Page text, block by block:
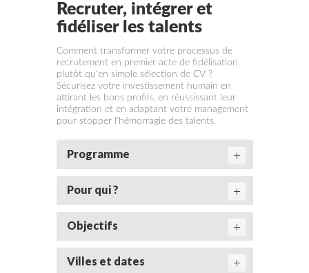
COACHING
NOUS CONNAÎTRE
CONSEILS MICRO-COACHING
PODCAST
QUESTIONNAIRE GRATUIT
Recruter, intégrer et
fidéliser les talents
Comment transformer votre processus de
recrutement en premier acte de fidélisation
plutôt qu'en simple sélection de CV ?
Sécurisez votre investissement humain en
attirant les bons profils, en réussissant leur
intégration et en adaptant votre management
pour stopper l'hémorragie des talents.
Programme
Pour qui ?
Objectifs
Villes et dates